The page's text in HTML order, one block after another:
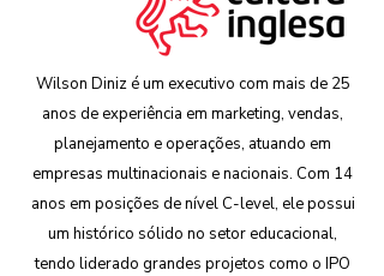
Wilson Diniz é um executivo com mais de 25
anos de experiência em marketing, vendas,
planejamento e operações, atuando em
empresas multinacionais e nacionais. Com 14
anos em posições de nível C-level, ele possui
um histórico sólido no setor educacional,
tendo liderado grandes projetos como o IPO